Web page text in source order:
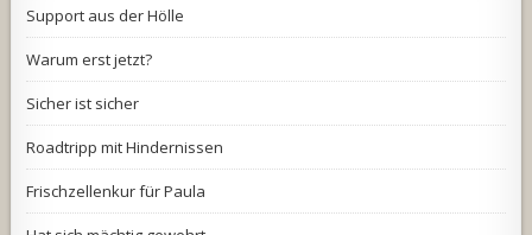
Support aus der Hölle
Warum erst jetzt?
Sicher ist sicher
Roadtripp mit Hindernissen
Frischzellenkur für Paula